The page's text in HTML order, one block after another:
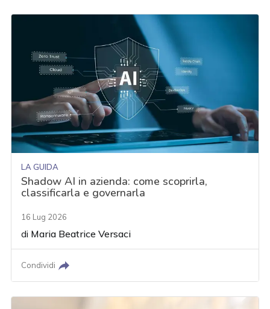
LA GUIDA
Shadow AI in azienda: come scoprirla,
classificarla e governarla
16 Lug 2026
di Maria Beatrice Versaci
Condividi